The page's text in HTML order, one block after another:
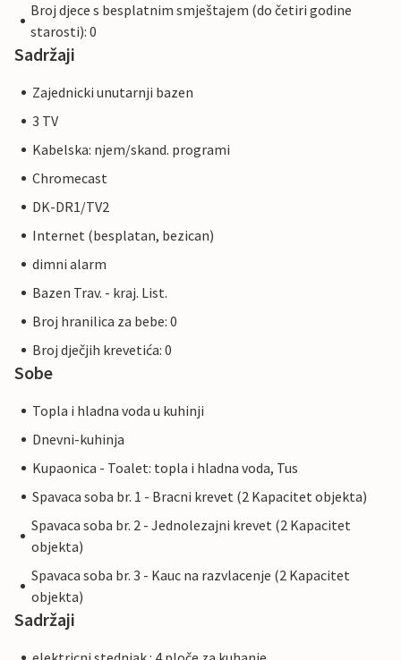
Broj djece s besplatnim smještajem (do četiri godine
starosti): 0
Sadržaji
Zajednicki unutarnji bazen
3 TV
Kabelska: njem/skand. programi
Chromecast
DK-DR1/TV2
Internet (besplatan, bezican)
dimni alarm
Bazen Trav. - kraj. List.
Broj hranilica za bebe: 0
Broj dječjih krevetića: 0
Sobe
Topla i hladna voda u kuhinji
Dnevni-kuhinja
Kupaonica - Toalet: topla i hladna voda, Tus
Spavaca soba br. 1 - Bracni krevet (2 Kapacitet objekta)
Spavaca soba br. 2 - Jednolezajni krevet (2 Kapacitet
objekta)
Spavaca soba br. 3 - Kauc na razvlacenje (2 Kapacitet
objekta)
Sadržaji